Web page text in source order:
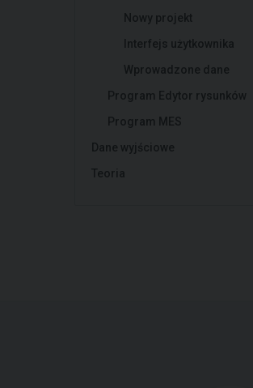
Nowy projekt
Interfejs użytkownika
Wprowadzone dane
Program Edytor rysunków
Program MES
Dane wyjściowe
Teoria